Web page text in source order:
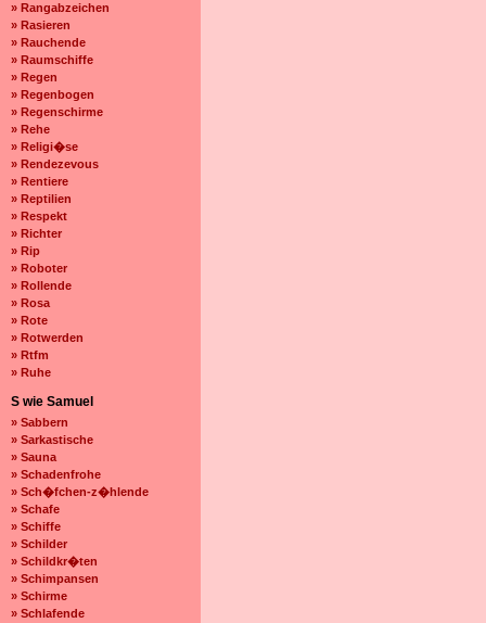
» Rangabzeichen
» Rasieren
» Rauchende
» Raumschiffe
» Regen
» Regenbogen
» Regenschirme
» Rehe
» Religi�se
» Rendezevous
» Rentiere
» Reptilien
» Respekt
» Richter
» Rip
» Roboter
» Rollende
» Rosa
» Rote
» Rotwerden
» Rtfm
» Ruhe
S wie Samuel
» Sabbern
» Sarkastische
» Sauna
» Schadenfrohe
» Sch�fchen-z�hlende
» Schafe
» Schiffe
» Schilder
» Schildkr�ten
» Schimpansen
» Schirme
» Schlafende